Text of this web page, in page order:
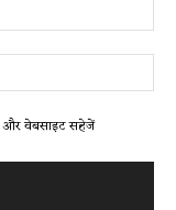
और वेबसाइट सहेजें